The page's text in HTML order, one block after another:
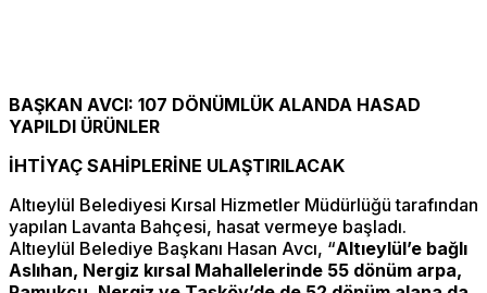
BAŞKAN AVCI: 107 DÖNÜMLÜK ALANDA HASAD
YAPILDI ÜRÜNLER
İHTİYAÇ SAHİPLERİNE ULAŞTIRILACAK
Altıeylül Belediyesi Kırsal Hizmetler Müdürlüğü tarafından
yapılan Lavanta Bahçesi, hasat vermeye başladı.
Altıeylül Belediye Başkanı Hasan Avcı, “Altıeylül’e bağlı
Aslıhan, Nergiz kırsal Mahallelerinde 55 dönüm arpa,